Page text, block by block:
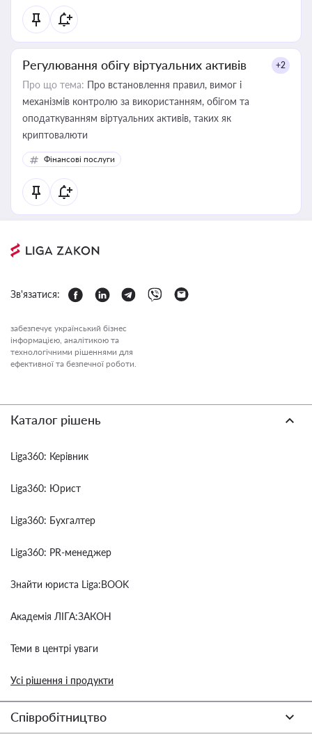
Регулювання обігу віртуальних активів +2
Про що тема: Про встановлення правил, вимог і
механізмів контролю за використанням, обігом та
оподаткуванням віртуальних активів, таких як
криптовалюти
Фінансові послуги
Зв'язатися:
забезпечує український бізнес
інформацією, аналітикою та
технологічними рішеннями для
ефективної та безпечної роботи.
Каталог рішень
Liga360: Керівник
Liga360: Юрист
Liga360: Бухгалтер
Liga360: PR-менеджер
Знайти юриста Liga:BOOK
Академія ЛІГА:ЗАКОН
Теми в центрі уваги
Усі рішення і продукти
Співробітництво